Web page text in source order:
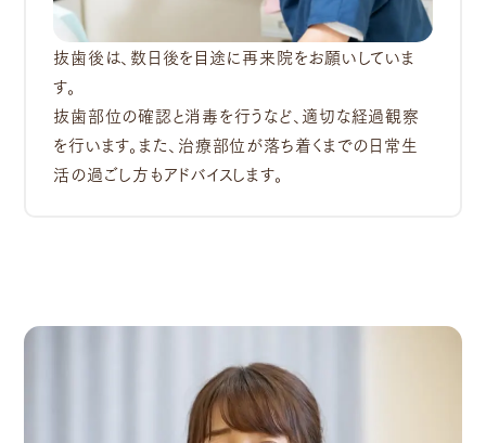
抜歯後は、数日後を目途に再来院をお願いしていま
す。
抜歯部位の確認と消毒を行うなど、適切な経過観察
を行います。また、治療部位が落ち着くまでの日常生
活の過ごし方もアドバイスします。